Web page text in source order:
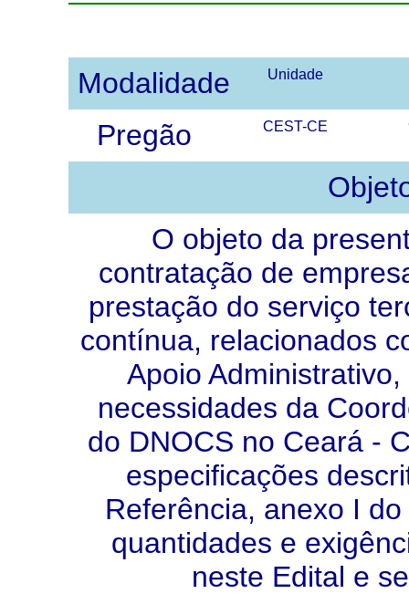
Modalidade Unidade
Pregão CEST-CE
O objeto da
contratação de
prestação do serviço
contínua, relacionados
Apoio
necessidades da
do DNOCS no Ceará -
especificações
Referência, anexo I
quantidades e
neste Edital e